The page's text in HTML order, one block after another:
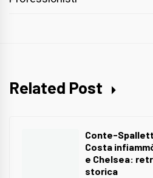
Related Post
Conte-
Costa
e Chelsea:
storica